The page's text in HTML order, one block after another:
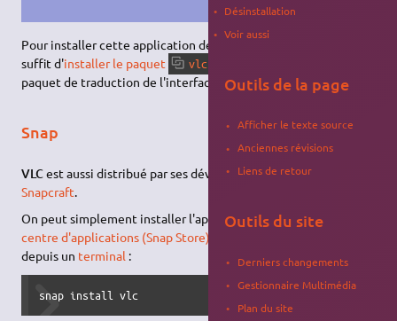
Pour installer cette application depuis les
suffit d'installer le paquet vlc
paquet de traduction de l'interface
vlc-l10n
Snap
VLCest aussi distribué par ses développeurs ensnap
Snapcraft.
On peut simplement installer l'applicationVLC depuis le
centre d'applications (Snap Store)
depuis un terminal :
snap install vlc
Désinstallation
Voir aussi
Outils de la page
Afficher le texte source
Anciennes révisions
Liens de retour
Outils du site
Derniers changements
Gestionnaire Multimédia
Plan du site